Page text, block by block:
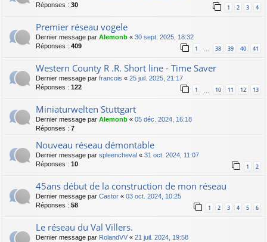
Réponses : 30 1 2 3 4
Premier réseau vogele
Dernier message par Alemonb « 30 sept. 2025, 18:32
Réponses : 409 1 … 38 39 40 41
Western County R .R. Short line - Time Saver
Dernier message par francois « 25 juil. 2025, 21:17
Réponses : 122 1 … 10 11 12 13
Miniaturwelten Stuttgart
Dernier message par Alemonb « 05 déc. 2024, 16:18
Réponses : 7
Nouveau réseau démontable
Dernier message par spleencheval « 31 oct. 2024, 11:07
Réponses : 10 1 2
45ans début de la construction de mon réseau
Dernier message par Castor « 03 oct. 2024, 10:25
Réponses : 58 1 2 3 4 5 6
Le réseau du Val Villers.
Dernier message par RolandVV « 21 juil. 2024, 19:58